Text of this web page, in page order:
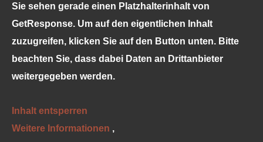
Sie sehen gerade einen Platzhalterinhalt von
GetResponse. Um auf den eigentlichen Inhalt
zuzugreifen, klicken Sie auf den Button unten. Bitte
beachten Sie, dass dabei Daten an Drittanbieter
weitergegeben werden.
Inhalt entsperren
Weitere Informationen ‚